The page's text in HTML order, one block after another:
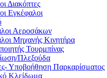
Διακόπτες
Εγκέφαλοι
Αεροσάκων
Μηχανής Κινητήρα
Τουρμπίνας
Πλεξούδα
Υποβοήθηση Παρκαρίσματος
Κλείδωμα